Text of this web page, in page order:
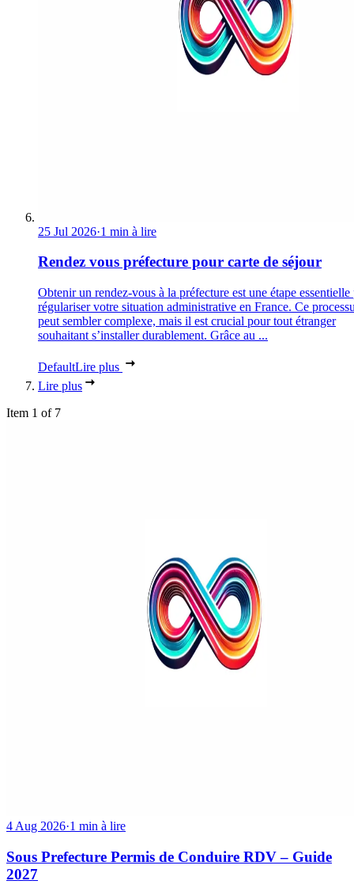
25 Jul 2026·1 min à lire
Rendez vous préfecture pour carte de séjour
Obtenir un rendez-vous à la préfecture est une étape essentielle
régulariser votre situation administrative en France. Ce
peut sembler complexe, mais il est crucial pour tout étranger
souhaitant s’installer durablement. Grâce au ...
DefaultLire plus
Lire plus
Item 1 of 7
4 Aug 2026·1 min à lire
Sous Prefecture Permis de Conduire RDV – Guide
2027